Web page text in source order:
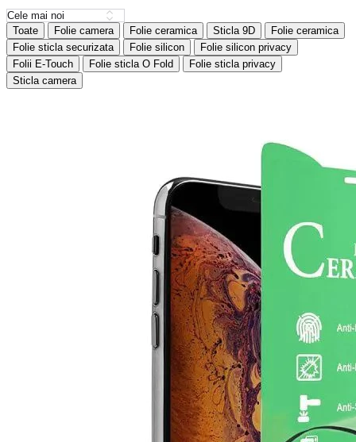
Toate Folie camera Folie ceramica Sticla 9D
Folie ceramica
Folie sticla securizata
Folie silicon
Folie silicon privacy
Folii E-Touch
Folie sticla O Fold
Folie sticla privacy
Sticla camera